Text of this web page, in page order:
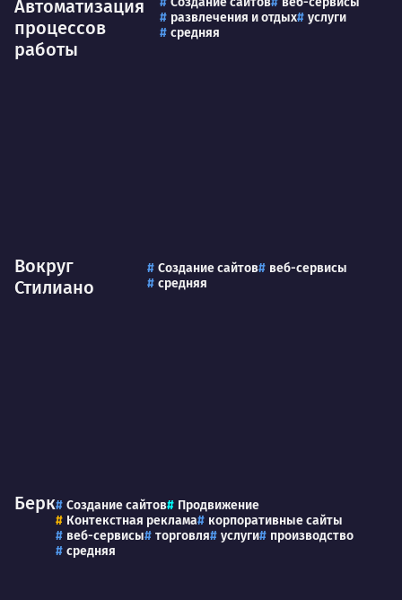
Автоматизация
процессов
работы
развлечения и отдых
услуги
средняя
Вокруг
Стилиано
Создание сайтов
веб-сервисы
средняя
Берк Создание сайтов
Продвижение
Контекстная реклама
корпоративные сайты
веб-сервисы
торговля услуги
производство
средняя